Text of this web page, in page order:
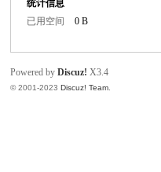
版
统计信息
已用空间
0 B
Powered byDiscuz! X3.4
© 2001-2023Discuz! Team